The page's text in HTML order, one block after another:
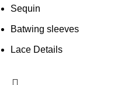
Sequin
Batwing sleeves
Lace Details